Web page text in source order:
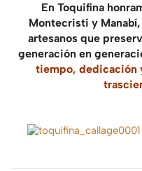
En Toquifina
Montecristi y
artesanos que
generación en
tiempo, dedicación